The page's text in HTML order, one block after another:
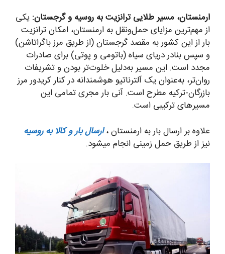
ارمنستان، مسیر طلایی ترانزیت به روسیه و گرجستان: یکی
از مهم‌ترین مزایای حمل‌ونقل به ارمنستان، امکان ترانزیت
بار از این کشور به مقصد گرجستان (از طریق مرز باگراتاشن)
و سپس بنادر دریای سیاه (باتومی و پوتی) برای صادرات
مجدد است. این مسیر به‌دلیل خلوت‌تر بودن و تشریفات
روان‌تر، به‌عنوان یک آلترناتیو هوشمندانه در کنار کریدور مرز
بازرگان-ترکیه مطرح است. آنی بار مجری تمامی این
مسیرهای ترکیبی است.
علاوه بر ارسال بار به ارمنستان ،ارسال بار و کالا به روسیه
نیز از طریق حمل زمینی انجام میشود.